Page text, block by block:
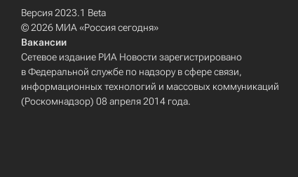
Версия 2023.1 Beta
© 2026 МИА «Россия сегодня»
Вакансии
Сетевое издание РИА Новости зарегистрировано
в Федеральной службе по надзору в сфере связи,
информационных технологий и массовых коммуникаций
(Роскомнадзор) 08 апреля 2014 года.